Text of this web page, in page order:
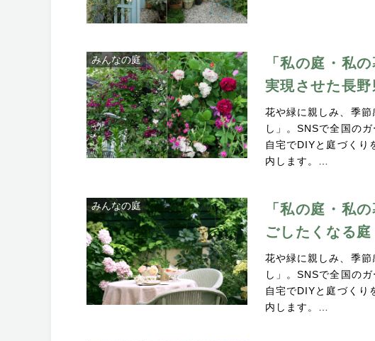
みんなの庭
「私の庭・私
実現させた長
花や緑に親しみ、季
し」。SNSで全国の
自宅でDIYと庭づくり
内します。…
みんなの庭
「私の庭・私
ごしたくなる
花や緑に親しみ、季
し」。SNSで全国の
自宅でDIYと庭づくり
内します。…